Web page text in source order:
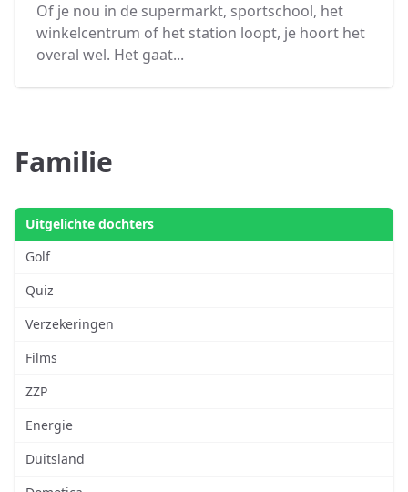
Of je nou in de supermarkt, sportschool, het
winkelcentrum of het station loopt, je hoort het
overal wel. Het gaat...
Familie
Uitgelichte dochters
Golf
Quiz
Verzekeringen
Films
ZZP
Energie
Duitsland